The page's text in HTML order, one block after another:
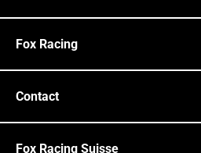
Fox Racing
Contact
Fox Racing Suisse